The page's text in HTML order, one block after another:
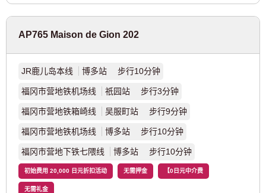
AP765 Maison de Gion 202
JR鹿儿岛本线 博多站 步行10分钟
福冈市营地铁机场线 祇园站 步行3分钟
福冈市营地铁箱崎线 吴服町站 步行9分钟
福冈市营地铁机场线 博多站 步行10分钟
福冈市营地下铁七隈线 博多站 步行10分钟
初始费用 20,000 日元折扣活动 无需押金 【0日元中介费
无需礼金
名古屋市营地铁樱通线 (29)
名古屋市营地铁东山线 (40)
名古屋市营地铁名城线